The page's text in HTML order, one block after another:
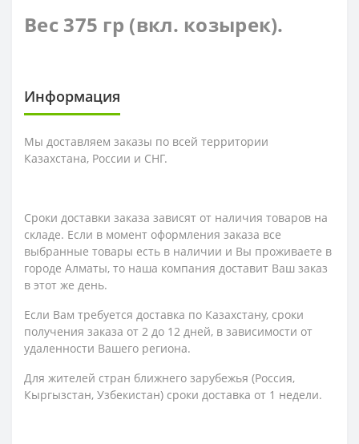
Вес 375 гр (вкл. козырек).
Информация
Мы доставляем заказы по всей территории
Казахстана, России и СНГ.
Сроки доставки заказа зависят от наличия товаров на
складе. Если в момент оформления заказа все
выбранные товары есть в наличии и Вы проживаете в
городе Алматы, то наша компания доставит Ваш заказ
в этот же день.
Если Вам требуется доставка по Казахстану, сроки
получения заказа от 2 до 12 дней, в зависимости от
удаленности Вашего региона.
Для жителей стран ближнего зарубежья (Россия,
Кыргызстан, Узбекистан) сроки доставка от 1 недели.